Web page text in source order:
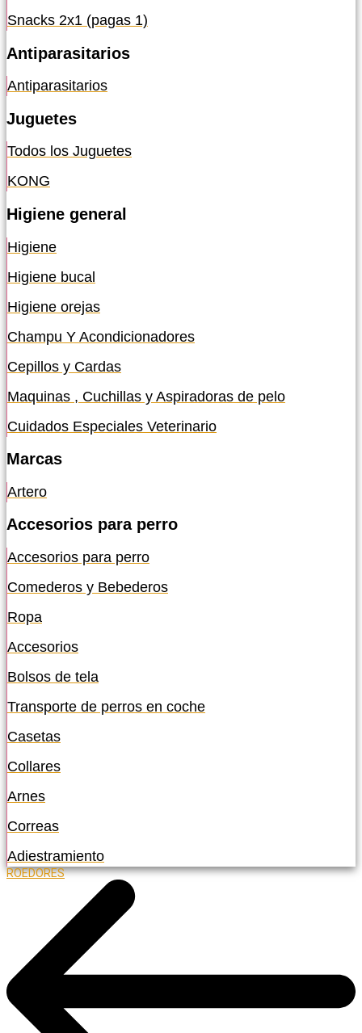
Snacks 2x1 (pagas 1)
Antiparasitarios
Antiparasitarios
Juguetes
Todos los Juguetes
KONG
Higiene general
Higiene
Higiene bucal
Higiene orejas
Champu Y Acondicionadores
Cepillos y Cardas
Maquinas , Cuchillas y Aspiradoras de pelo
Cuidados Especiales Veterinario
Marcas
Artero
Accesorios para perro
Accesorios para perro
Comederos y Bebederos
Ropa
Accesorios
Bolsos de tela
Transporte de perros en coche
Casetas
Collares
Arnes
Correas
Adiestramiento
ROEDORES